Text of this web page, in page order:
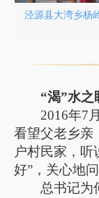
泾源县大湾乡杨
“渴”水之
2016年7
看望父老乡亲
户村民家，听
好”，关心地
总书记为